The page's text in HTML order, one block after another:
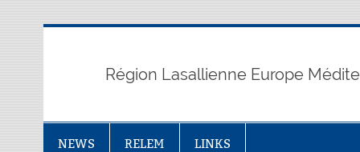
Région Lasallienne Europe
NEWS RELEM LINKS